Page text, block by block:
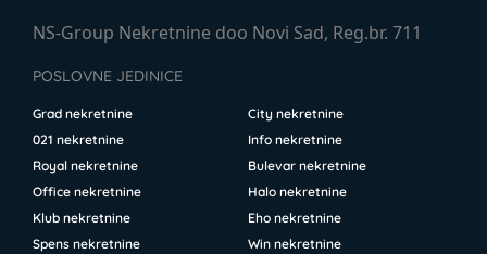
NS-Group Nekretnine doo Novi Sad, Reg.br. 711
POSLOVNE JEDINICE
Grad nekretnine
City nekretnine
021 nekretnine
Info nekretnine
Royal nekretnine
Bulevar nekretnine
Office nekretnine
Halo nekretnine
Klub nekretnine
Eho nekretnine
Spens nekretnine
Win nekretnine